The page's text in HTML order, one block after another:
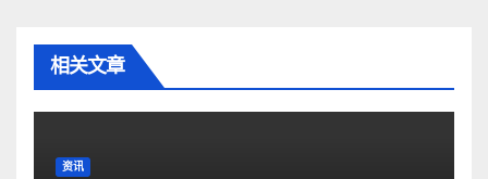
相关文章
资讯